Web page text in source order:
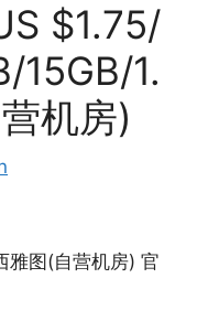
$1.75/
15GB/1.
机房)
雅图(自营机房) 官